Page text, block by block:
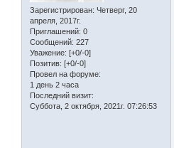
Зарегистрирован: Четверг, 20
апреля, 2017г.
Приглашений: 0
Сообщений: 227
Уважение: [+0/-0]
Позитив: [+0/-0]
Провел на форуме:
1 день 2 часа
Последний визит:
Суббота, 2 октября, 2021г. 07:26:53